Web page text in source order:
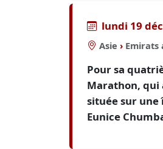
lundi 19
Asie › Emirats
Pour sa
Marathon, qui
située sur une
Eunice